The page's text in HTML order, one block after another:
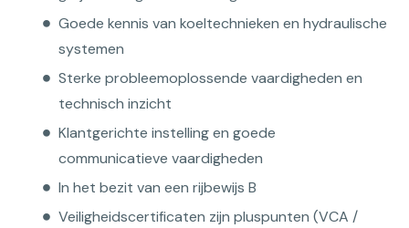
Goede kennis van koeltechnieken en hydraulische
systemen
Sterke probleemoplossende vaardigheden en
technisch inzicht
Klantgerichte instelling en goede
communicatieve vaardigheden
In het bezit van een rijbewijs B
Veiligheidscertificaten zijn pluspunten (VCA /